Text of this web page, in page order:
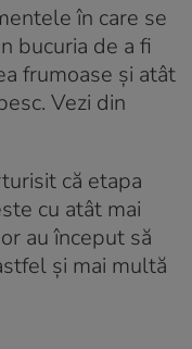
în care se
bucuria de a fi
frumoase și atât
Vezi din
că etapa
cu atât mai
au început să
și mai multă